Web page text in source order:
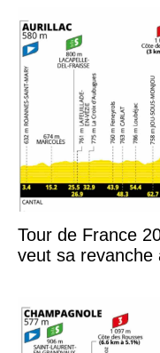
Tour de France
veut sa revanche